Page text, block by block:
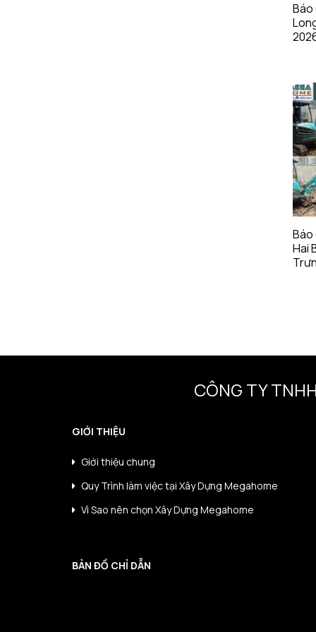
Báo
Báo
Hai
CÔNG TY
GIỚI THIỆU
Giới thiệu chung
Quy Trình làm việc tại Xây Dựng Megahome
Vì Sao nên chọn Xây Dựng Megahome
BẢN ĐỒ CHỈ DẪN